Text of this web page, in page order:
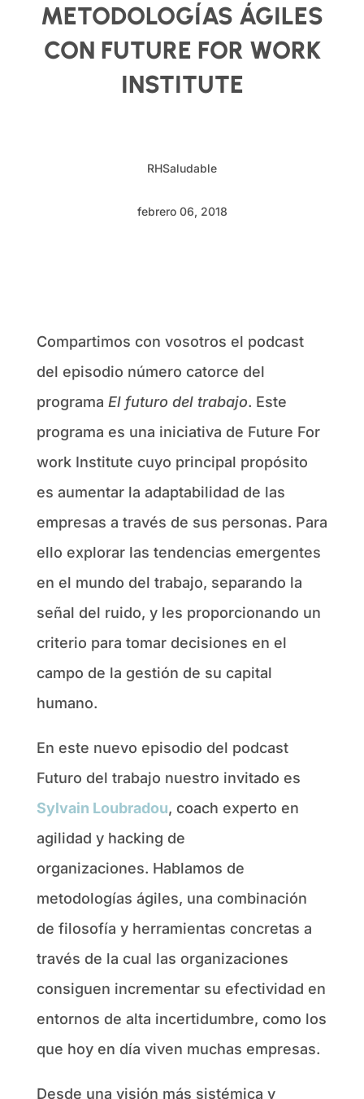
METODOLOGÍAS ÁGILES
CON FUTURE FOR WORK
INSTITUTE
RHSaludable
febrero 06, 2018
Compartimos con vosotros el podcast
del episodio número catorce del
programa El futuro del trabajo. Este
programa es una iniciativa de Future For
work Institute cuyo principal propósito
es aumentar la adaptabilidad de las
empresas a través de sus personas. Para
ello explorar las tendencias emergentes
en el mundo del trabajo, separando la
señal del ruido, y les proporcionando un
criterio para tomar decisiones en el
campo de la gestión de su capital
humano.
En este nuevo episodio del podcast
Futuro del trabajo nuestro invitado es
Sylvain Loubradou, coach experto en
agilidad y hacking de
organizaciones. Hablamos de
metodologías ágiles, una combinación
de filosofía y herramientas concretas a
través de la cual las organizaciones
consiguen incrementar su efectividad en
entornos de alta incertidumbre, como los
que hoy en día viven muchas empresas.
Desde una visión más sistémica y